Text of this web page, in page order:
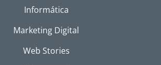
Informática
Marketing Digital
Web Stories